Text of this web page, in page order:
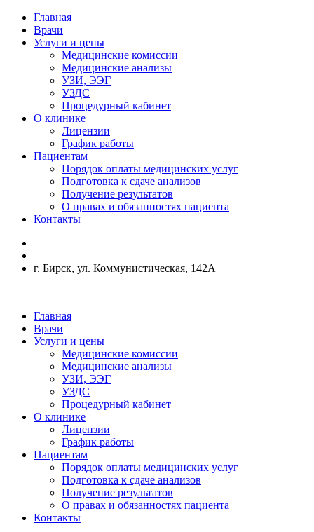
Главная
Врачи
Услуги и цены
Медицинские комиссии
Медицинские анализы
УЗИ, ЭЭГ
УЗДС
Процедурный кабинет
О клинике
Лицензии
График работы
Пациентам
Порядок оплаты медицинских услуг
Подготовка к сдаче анализов
Получение результатов
О правах и обязанностях пациента
Контакты
г. Бирск, ул. Коммунистическая, 142А
Главная
Врачи
Услуги и цены
Медицинские комиссии
Медицинские анализы
УЗИ, ЭЭГ
УЗДС
Процедурный кабинет
О клинике
Лицензии
График работы
Пациентам
Порядок оплаты медицинских услуг
Подготовка к сдаче анализов
Получение результатов
О правах и обязанностях пациента
Контакты